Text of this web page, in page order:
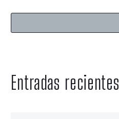
Entradas recientes